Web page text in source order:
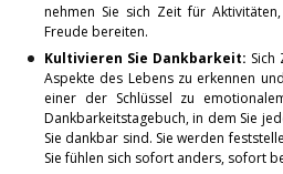
nehmen Sie sich Zeit für
Freude bereiten.
Kultivieren Sie Dankbarkeit:
Aspekte des Lebens zu erkennen
einer der Schlüssel zu
Dankbarkeitstagebuch, in dem Sie
Sie dankbar sind. Sie werden
Sie fühlen sich sofort anders, sofort